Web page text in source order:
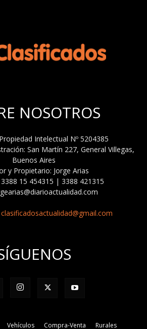
NOSOTROS
Intelectual Nº 5204385
San Martín 227, General Villegas,
Buenos Aires
y Propietario: Jorge Arias
15 454315 | 3388 421315
clasificadosactualidad@gmail.com
Vehículos Compra-Venta Rurales